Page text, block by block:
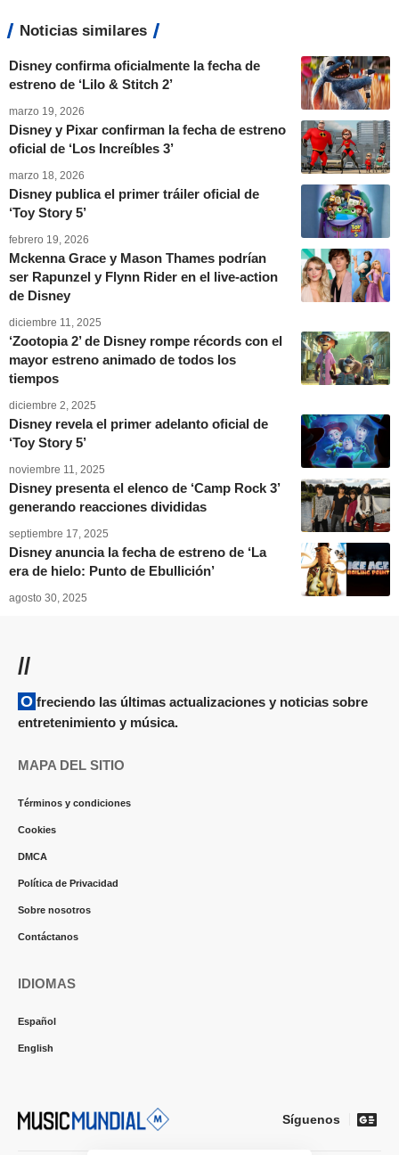
Noticias similares
Disney confirma oficialmente la fecha de
estreno de ‘Lilo & Stitch 2’
marzo 19, 2026
Disney y Pixar confirman la fecha de estreno
oficial de ‘Los Increíbles 3’
marzo 18, 2026
Disney publica el primer tráiler oficial de
‘Toy Story 5’
febrero 19, 2026
Mckenna Grace y Mason Thames podrían
ser Rapunzel y Flynn Rider en el live-action
de Disney
diciembre 11, 2025
‘Zootopia 2’ de Disney rompe récords con el
mayor estreno animado de todos los
tiempos
diciembre 2, 2025
Disney revela el primer adelanto oficial de
‘Toy Story 5’
noviembre 11, 2025
Disney presenta el elenco de ‘Camp Rock 3’
generando reacciones divididas
septiembre 17, 2025
Disney anuncia la fecha de estreno de ‘La
era de hielo: Punto de Ebullición’
agosto 30, 2025
//
Ofreciendo las últimas actualizaciones y noticias sobre
entretenimiento y música.
MAPA DEL SITIO
Términos y condiciones
Cookies
DMCA
Política de Privacidad
Sobre nosotros
Contáctanos
IDIOMAS
Español
English
Síguenos